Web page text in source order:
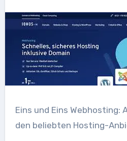
Eins und Eins Webhosting:
den beliebten Hosting-